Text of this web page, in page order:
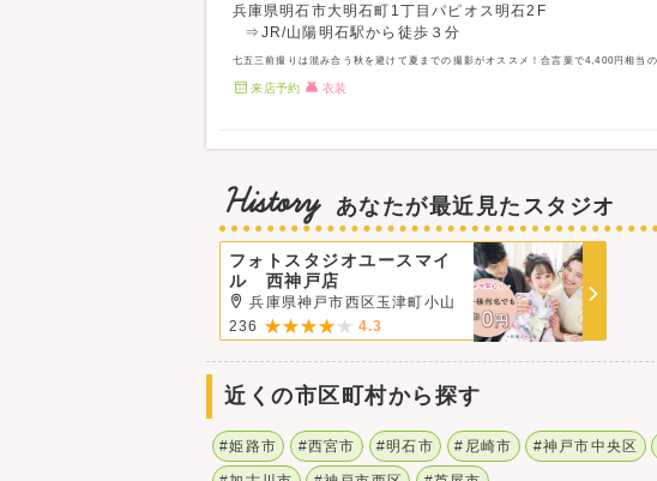
兵庫県明石市大明石町1丁目パピオス明石2F
⇒JR/山陽明石駅から徒歩３分
七五三前撮りは混み合う秋を避けて夏までの撮影がオススメ！合言葉で4,400円相当の
来店予約 衣装
History あなたが最近見たスタジオ
フォトスタジオユースマイ
ル 西神戸店
兵庫県神戸市西区玉津町小山
236
4.3
近くの市区町村から探す
#姫路市 #西宮市 #明石市 #尼崎市 #神戸市中央区